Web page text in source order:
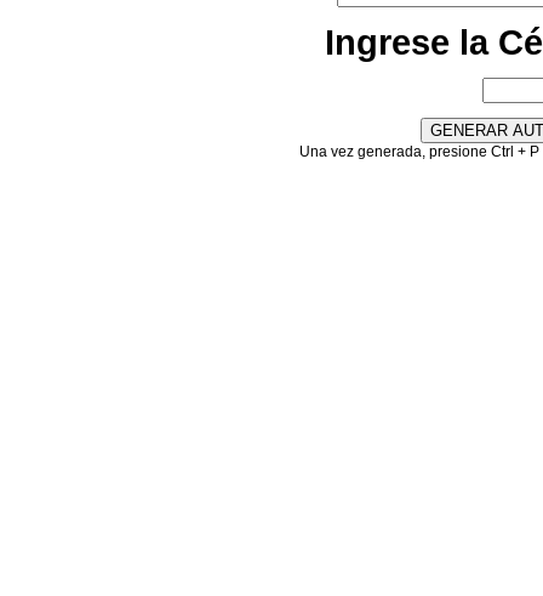
Ingrese la
Una vez generada, presione Ctrl +